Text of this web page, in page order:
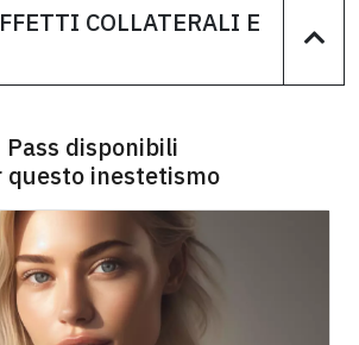
COLLATERALI E
Pass disponibili
questo inestetismo